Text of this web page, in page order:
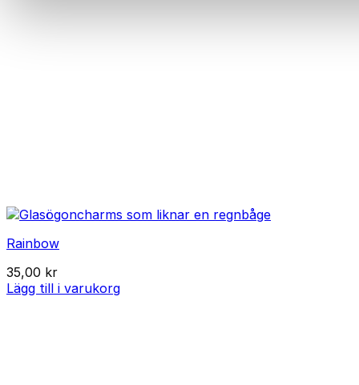
Rainbow
35,00 kr
Lägg till i varukorg